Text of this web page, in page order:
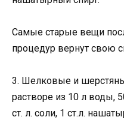
Самые старые вещи
процедур вернут свою
3. Шелковые и
растворе из 10 л воды,
ст. л. соли, 1 ст.л.